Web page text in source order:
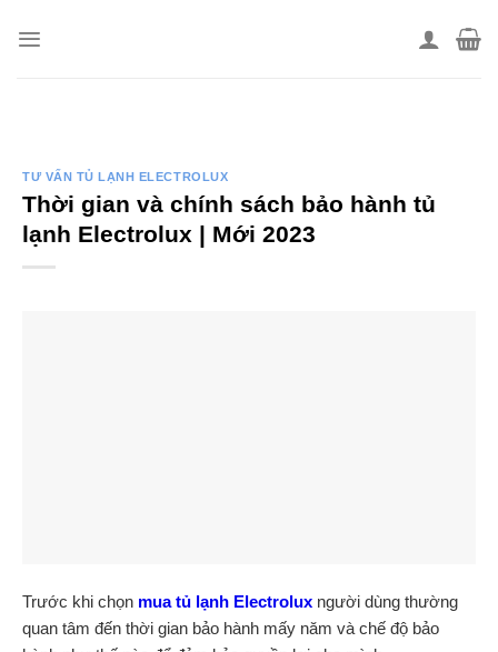
TƯ VẤN TỦ LẠNH ELECTROLUX
Thời gian và chính sách bảo hành tủ
lạnh Electrolux | Mới 2023
Trước khi chọn mua tủ lạnh Electrolux người dùng thường
quan tâm đến thời gian bảo hành mấy năm và chế độ bảo